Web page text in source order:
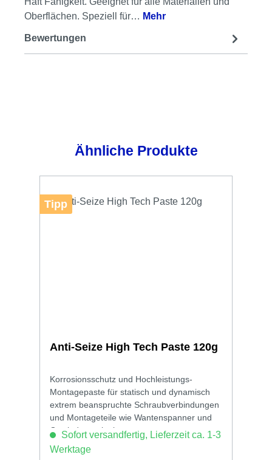
Oberflächen. Speziell für… Mehr
Bewertungen
Produktgalerie überspringen
Ähnliche Produkte
Tipp
Anti-Seize High Tech Paste 120g
Korrosionsschutz und Hochleistungs-
Montagepaste für statisch und dynamisch
extrem beanspruchte Schraubverbindungen
und Montageteile wie Wantenspanner und
Gewindeterminals.
Sofort versandfertig, Lieferzeit ca. 1-3
Werktage